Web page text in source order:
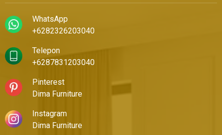
WhatsApp
+6282326203040
Telepon
+6287831203040
Pinterest
Dima Furniture
Instagram
Dima Furniture